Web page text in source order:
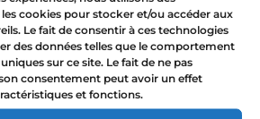
cookies pour stocker et/ou accéder aux
Le fait de consentir à ces technologies
des données telles que le comportement
sur ce site. Le fait de ne pas
consentement peut avoir un effet
et fonctions.
!